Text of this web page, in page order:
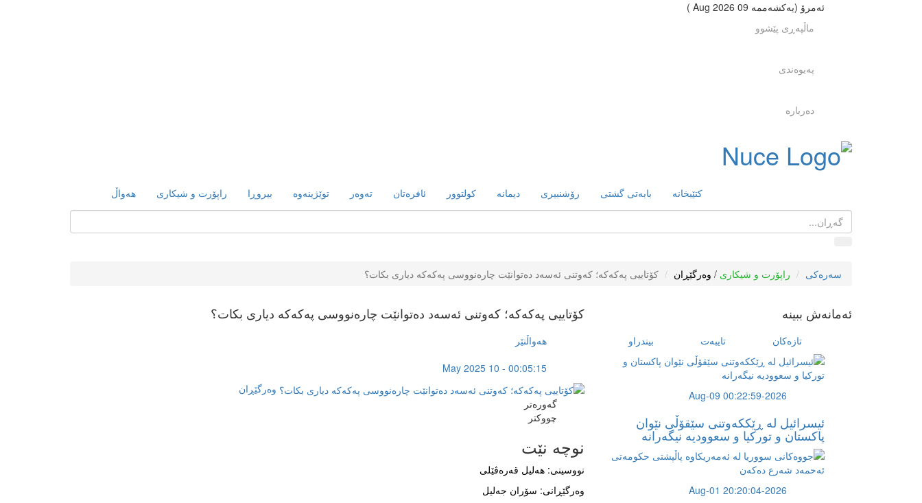
ئەمرۆ (یەکشەممە 09 2026 Aug )
ماڵپەڕی پێشوو
پەیوەندی
دەربارە
هەواڵ راپۆرت و شیکاری بیروڕا توێژینەوە تەوەر ئافرەتان کولتوور دیمانە رۆشنبیری بابەتی گشتی کتێبخانە
سەرەکی راپۆرت و شیکاری / وەرگێڕان کۆتاییی پەکەکە؛ کەوتنی ئەسەد دەتوانێت چارەنووسی پەکەکە دیاری بکات؟
کۆتاییی پەکەکە؛ کەوتنی ئەسەد دەتوانێت چارەنووسی پەکەکە دیاری بکات؟
هەواڵنێر
May 2025 10 - 00:05:15
وەرگێڕان
گەورەتر
چووکتر
نوچە نێت
نووسینی: هەلیل قەرەڤێلی
وەرگێڕانی: سۆران جەلیل
ئەمانەش ببینە
تازەکان تایبەت بیندراو
2026-Aug-09 00:22:59
ئیسرائیل لە ڕێككەوتنی سێقۆڵی نێوان
پاكستان و توركیا و سعوودیە نیگەرانە
2026-Aug-01 20:20:04